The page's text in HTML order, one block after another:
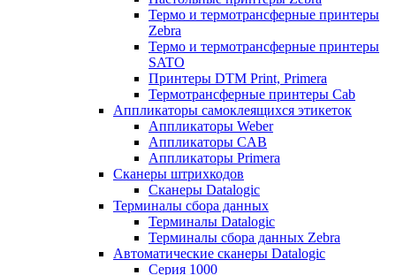
Термо и термотрансферные принтеры
Zebra
Термо и термотрансферные принтеры
SATO
Принтеры DTM Print, Primera
Термотрансферные принтеры Cab
Аппликаторы самоклеящихся этикеток
Аппликаторы Weber
Аппликаторы CAB
Аппликаторы Primera
Сканеры штрихкодов
Сканеры Datalogic
Терминалы сбора данных
Терминалы Datalogic
Терминалы сбора данных Zebra
Автоматические сканеры Datalogic
Серия 1000